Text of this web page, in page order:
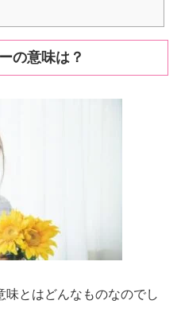
の意味は？
味とはどんなものなのでし